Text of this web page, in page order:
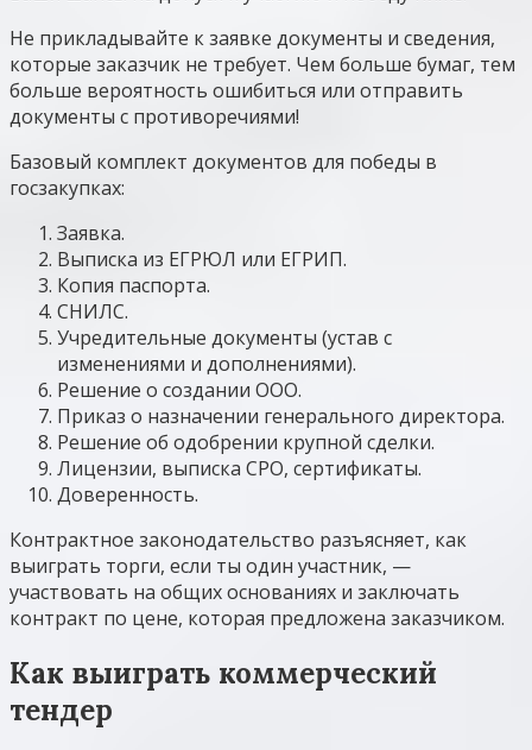
Не прикладывайте к заявке документы и сведения,
которые заказчик не требует. Чем больше бумаг, тем
больше вероятность ошибиться или отправить
документы с противоречиями!
Базовый комплект документов для победы в
госзакупках:
Заявка.
Выписка из ЕГРЮЛ или ЕГРИП.
Копия паспорта.
СНИЛС.
Учредительные документы (устав с
изменениями и дополнениями).
Решение о создании ООО.
Приказ о назначении генерального директора.
Решение об одобрении крупной сделки.
Лицензии, выписка СРО, сертификаты.
Доверенность.
Контрактное законодательство разъясняет, как
выиграть торги, если ты один участник, —
участвовать на общих основаниях и заключать
контракт по цене, которая предложена заказчиком.
Как выиграть коммерческий
тендер